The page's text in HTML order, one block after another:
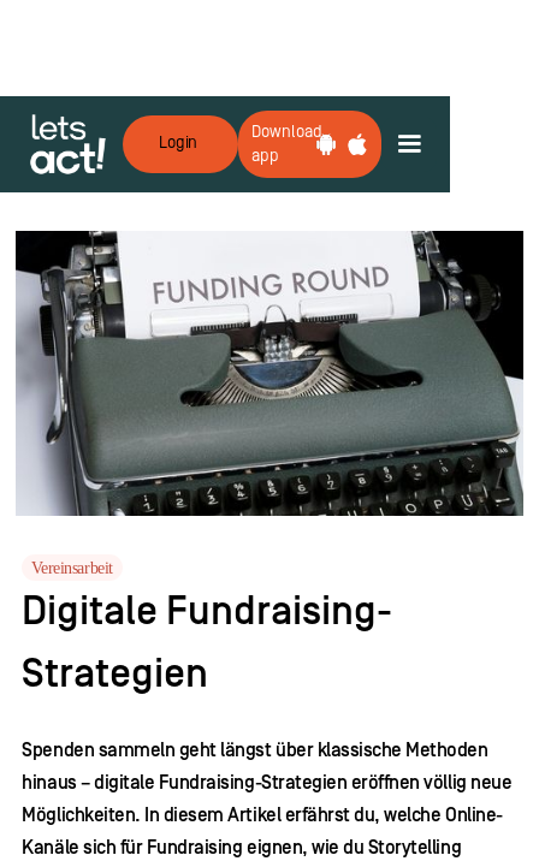
Login
Download
app
Zurück
Vereinsarbeit
Digitale Fundraising-
Strategien
Spenden sammeln geht längst über klassische Methoden
hinaus – digitale Fundraising-Strategien eröffnen völlig neue
Möglichkeiten. In diesem Artikel erfährst du, welche Online-
Kanäle sich für Fundraising eignen, wie du Storytelling